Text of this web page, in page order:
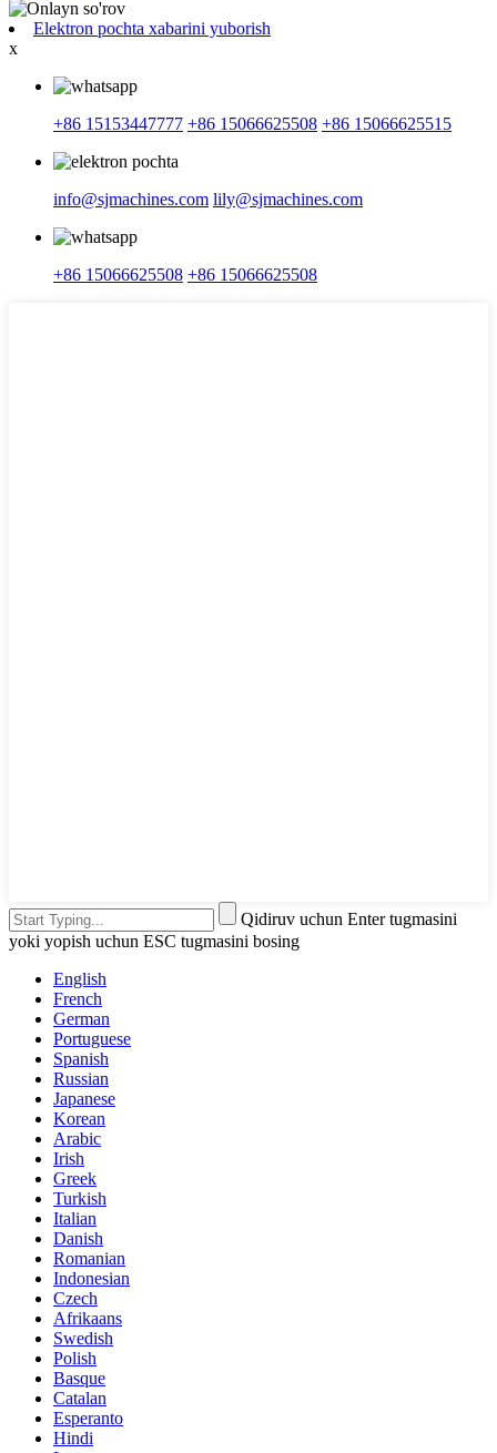
Elektron pochta xabarini yuborish
x
+86 15153447777 +86 15066625508 +86 15066625515
info@sjmachines.com lily@sjmachines.com
+86 15066625508 +86 15066625508
Qidiruv uchun Enter tugmasini
yoki yopish uchun ESC tugmasini bosing
English
French
German
Portuguese
Spanish
Russian
Japanese
Korean
Arabic
Irish
Greek
Turkish
Italian
Danish
Romanian
Indonesian
Czech
Afrikaans
Swedish
Polish
Basque
Catalan
Esperanto
Hindi